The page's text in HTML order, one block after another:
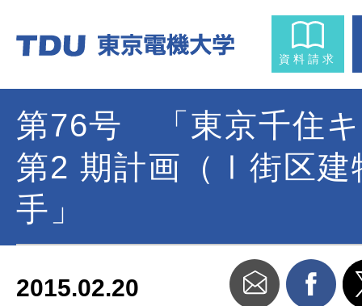
資料請求
第76号 「東京千住
第2 期計画（Ⅰ街区建
手」
2015.02.20